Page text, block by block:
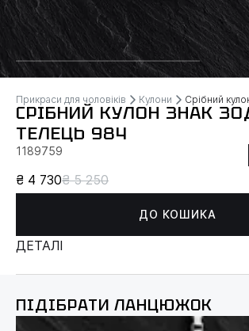
Прикраси для чоловіків Кулони Срібний
СРІБНИЙ КУЛОН ЗНАК
ТЕЛЕЦЬ 984
1189759
₴ 4 730₴ 5 250
ДО КОШИКА
ДЕТАЛІ
ПІДІБРАТИ ЛАНЦЮЖОК